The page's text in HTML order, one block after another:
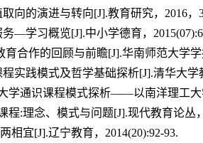
向的演进与转向[J].教育研究，2016，
—学习概览[J].中小学德育，
合作的回顾与前瞻[J].华南师范大学学
实践模式及哲学基础探析[J].清华大学
学通识课程模式探析——以南洋理工大
:理念、模式与问题[J].现代教育论丛
相宜[J].辽宁教育，2014(20):92-93.